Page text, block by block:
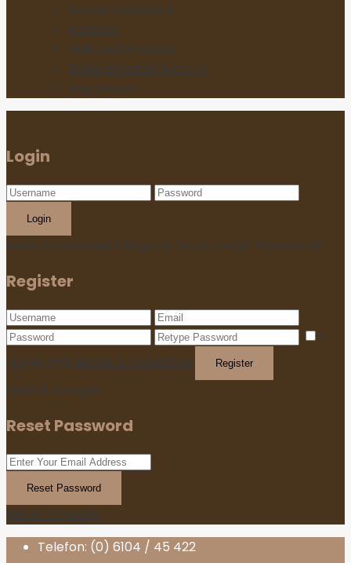
Kundenfeedback
Kontakt
Links und Partner
Datenschutzerklärung
Impressum
Login
Login
Need an account? Register here! Forgot Password?
Register
I
agree with terms & conditions Register
Zurück zu Login
Reset Password
Reset Password
Return to Login
Telefon: (0) 6104 / 45 422